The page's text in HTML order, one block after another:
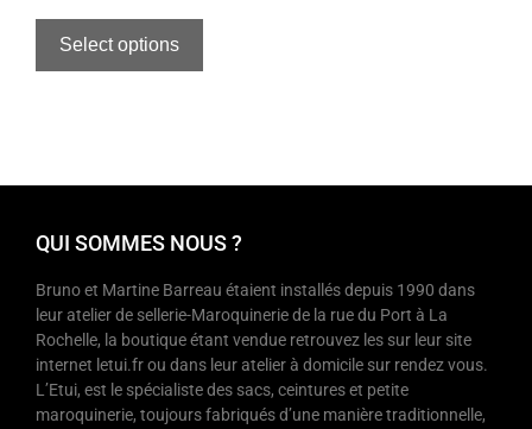
Select options
QUI SOMMES NOUS ?
Bruno et Martine Barreau étaient installés depuis 1990 dans
leur atelier de sellerie-Maroquinerie de la rue du Port à La
Rochelle, la boutique étant vendue retrouvez les sur leur site
internet letui.fr ou dans leur atelier à domicile sur rendez vous.
L’Etui, est le spécialiste des sacs, ceintures et petite
maroquinerie, toujours fabriqués d’une manière traditionnelle,